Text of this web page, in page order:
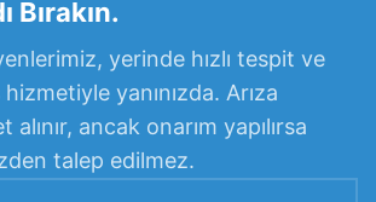
Bırakın.
yerinde hızlı tespit ve
yanınızda. Arıza
ancak onarım yapılırsa
talep edilmez.